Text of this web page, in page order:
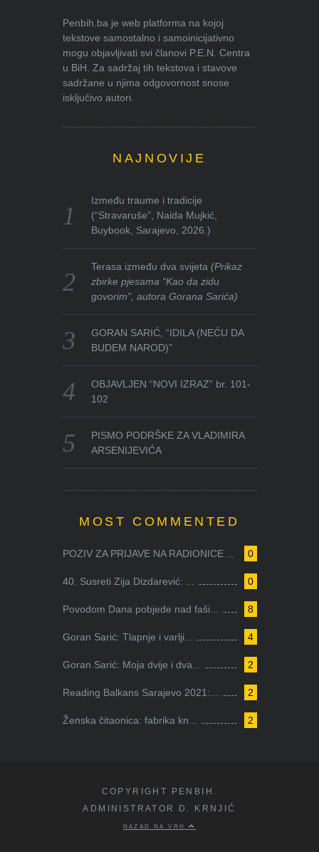
Penbih.ba je web platforma na kojoj
tekstove samostalno i samoinicijativno
mogu objavljivati svi članovi P.E.N. Centra
u BiH. Za sadržaj tih tekstova i stavove
sadržane u njima odgovornost snose
isključivo autori.
NAJNOVIJE
Između traume i tradicije
(“Stravaruše”, Naida Mujkić,
Buybook, Sarajevo, 2026.)
Terasa između dva svijeta(Prikaz
zbirke pjesama “Kao da zidu
govorim”, autora Gorana Sarića)
GORAN SARIĆ, “IDILA (NEĆU DA
BUDEM NAROD)”
OBJAVLJEN “NOVI IZRAZ” br. 101-
102
PISMO PODRŠKE ZA VLADIMIRA
ARSENIJEVIĆA
MOST COMMENTED
0
POZIV ZA PRIJAVE NA RADIONICE ...
0
40. Susreti Zija Dizdarević: ...
8
Povodom Dana pobjede nad faši...
4
Goran Sarić: Tlapnje i varlji...
2
Goran Sarić: Moja dvije i dva...
2
Reading Balkans Sarajevo 2021:...
2
Ženska čitaonica: fabrika kn...
COPYRIGHT PENBIH.
ADMINISTRATOR D. KRNJIĆ
NAZAD NA VRH